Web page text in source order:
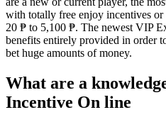
with totally free enjoy incentives
20 ₱ to 5,100 ₱. The newest VIP
benefits entirely provided in order
bet huge amounts of money.
What are a
Incentive On line